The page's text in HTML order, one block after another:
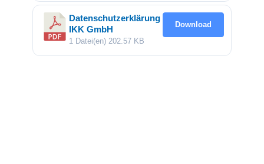
Datenschutzerklärung
IKK GmbH
1 Datei(en) 202.57 KB
Download